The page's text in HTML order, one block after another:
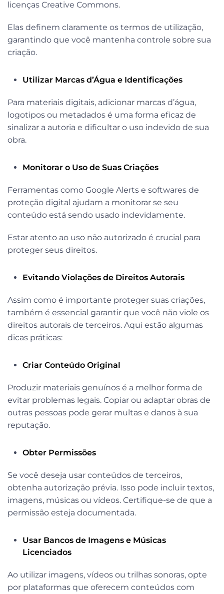
licenças Creative Commons.
Elas definem claramente os termos de utilização,
garantindo que você mantenha controle sobre sua
criação.
Utilizar Marcas d’Água e Identificações
Para materiais digitais, adicionar marcas d’água,
logotipos ou metadados é uma forma eficaz de
sinalizar a autoria e dificultar o uso indevido de sua
obra.
Monitorar o Uso de Suas Criações
Ferramentas como Google Alerts e softwares de
proteção digital ajudam a monitorar se seu
conteúdo está sendo usado indevidamente.
Estar atento ao uso não autorizado é crucial para
proteger seus direitos.
Evitando Violações de Direitos Autorais
Assim como é importante proteger suas criações,
também é essencial garantir que você não viole os
direitos autorais de terceiros. Aqui estão algumas
dicas práticas:
Criar Conteúdo Original
Produzir materiais genuínos é a melhor forma de
evitar problemas legais. Copiar ou adaptar obras de
outras pessoas pode gerar multas e danos à sua
reputação.
Obter Permissões
Se você deseja usar conteúdos de terceiros,
obtenha autorização prévia. Isso pode incluir textos,
imagens, músicas ou vídeos. Certifique-se de que a
permissão esteja documentada.
Usar Bancos de Imagens e Músicas
Licenciados
Ao utilizar imagens, vídeos ou trilhas sonoras, opte
por plataformas que oferecem conteúdos com